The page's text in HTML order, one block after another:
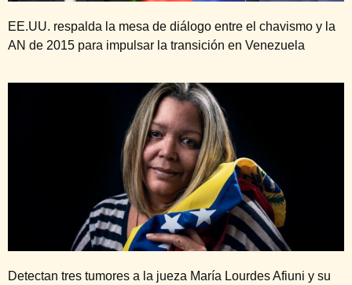
EE.UU. respalda la mesa de diálogo entre el chavismo y la
AN de 2015 para impulsar la transición en Venezuela
Detectan tres tumores a la jueza María Lourdes Afiuni y su